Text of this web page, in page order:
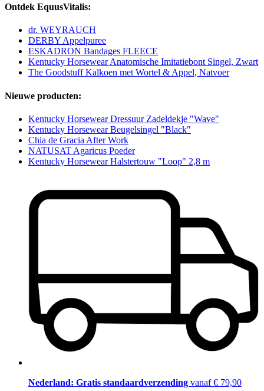
Ontdek EquusVitalis:
dr. WEYRAUCH
DERBY Appelpuree
ESKADRON Bandages FLEECE
Kentucky Horsewear Anatomische Imitatiebont Singel, Zwart
The Goodstuff Kalkoen met Wortel & Appel, Natvoer
Nieuwe producten:
Kentucky Horsewear Dressuur Zadeldekje "Wave"
Kentucky Horsewear Beugelsingel "Black"
Chia de Gracia After Work
NATUSAT Agaricus Poeder
Kentucky Horsewear Halstertouw "Loop" 2,8 m
Nederland: Gratis standaardverzending vanaf € 79,90